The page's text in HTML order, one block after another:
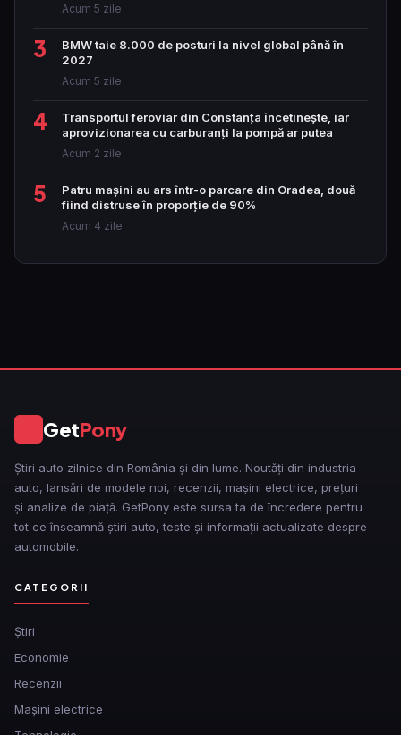
Acum 5 zile
3
BMW taie 8.000 de posturi la nivel global până în
2027
Acum 5 zile
4
Transportul feroviar din Constanța încetinește, iar
aprovizionarea cu carburanți la pompă ar putea
Acum 2 zile
5
Patru mașini au ars într-o parcare din Oradea, două
fiind distruse în proporție de 90%
Acum 4 zile
GetPony
Știri auto zilnice din România și din lume. Noutăți din industria
auto, lansări de modele noi, recenzii, mașini electrice, prețuri
și analize de piață. GetPony este sursa ta de încredere pentru
tot ce înseamnă știri auto, teste și informații actualizate despre
automobile.
CATEGORII
Ştiri
Economie
Recenzii
Mașini electrice